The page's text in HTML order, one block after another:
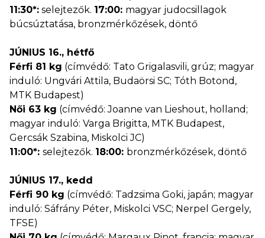
11:30*: selejtezők. 17:00: magyar judocsillagok
búcsúztatása, bronzmérkőzések, döntő
JÚNIUS 16., hétfő
Férfi 81 kg (címvédő: Tato Grigalasvili, grúz; magyar
induló: Ungvári Attila, Budaörsi SC; Tóth Botond,
MTK Budapest)
Női 63 kg (címvédő: Joanne van Lieshout, holland;
magyar induló: Varga Brigitta, MTK Budapest,
Gercsák Szabina, Miskolci JC)
11:00*: selejtezők. 18:00: bronzmérkőzések, döntő
JÚNIUS 17., kedd
Férfi 90 kg (címvédő: Tadzsima Goki, japán; magyar
induló: Sáfrány Péter, Miskolci VSC; Nerpel Gergely,
TFSE)